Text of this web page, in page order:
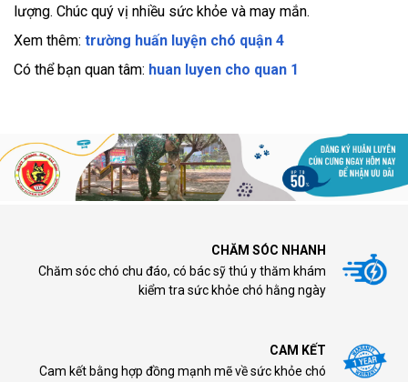
lượng. Chúc quý vị nhiều sức khỏe và may mắn.
Xem thêm: trường huấn luyện chó quận 4
Có thể bạn quan tâm: huan luyen cho quan 1
CHĂM SÓC NHANH
Chăm sóc chó chu đáo, có bác sỹ thú y thăm khám
kiểm tra sức khỏe chó hằng ngày
CAM KẾT
Cam kết bằng hợp đồng mạnh mẽ về sức khỏe chó